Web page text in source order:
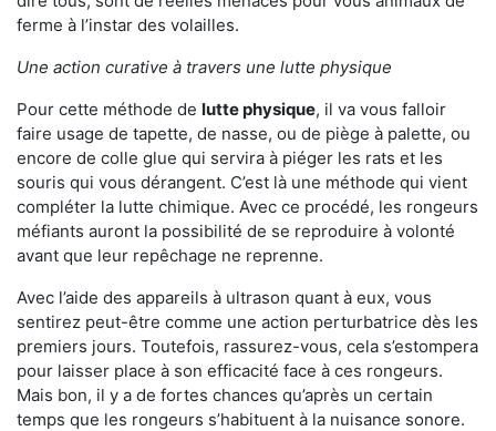
ferme à l’instar des volailles.
Une action curative à travers une lutte physique
Pour cette méthode de lutte physique, il va vous falloir
faire usage de tapette, de nasse, ou de piège à palette, ou
encore de colle glue qui servira à piéger les rats et les
souris qui vous dérangent. C’est là une méthode qui vient
compléter la lutte chimique. Avec ce procédé, les rongeurs
méfiants auront la possibilité de se reproduire à volonté
avant que leur repêchage ne reprenne.
Avec l’aide des appareils à ultrason quant à eux, vous
sentirez peut-être comme une action perturbatrice dès les
premiers jours. Toutefois, rassurez-vous, cela s’estompera
pour laisser place à son efficacité face à ces rongeurs.
Mais bon, il y a de fortes chances qu’après un certain
temps que les rongeurs s’habituent à la nuisance sonore.